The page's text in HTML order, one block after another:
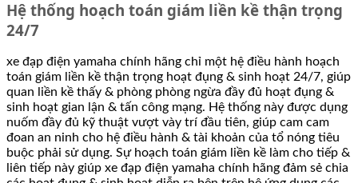
Hệ thống hoạch toán giám liền kề thận trọng
24/7
xe đạp điện yamaha chính hãng chỉ một hệ điều hành hoạch
toán giám liền kề thận trọng hoạt đụng & sinh hoạt 24/7, giúp
quan liền kề thấy & phòng phòng ngừa đầy đủ hoạt đụng &
sinh hoạt gian lận & tấn công mạng. Hệ thống này được dụng
nuốm đầy đủ kỹ thuật vượt vày trí đầu tiên, giúp cam cam
đoan an ninh cho hệ điều hành & tài khoản của tổ nóng tiêu
buộc phải sử dụng. Sự hoạch toán giám liền kề làm cho tiếp &
liên tiếp này giúp xe đạp điện yamaha chính hãng đảm sẻ chia